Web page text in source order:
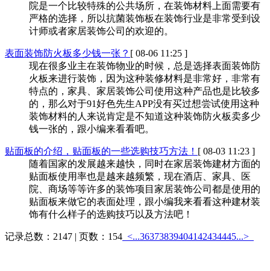
院是一个比较特殊的公共场所，在装饰材料上面需要有
严格的选择，所以抗菌装饰板在装饰行业是非常受到设
计师或者家居装饰公司的欢迎的。
表面装饰防火板多少钱一张？ [ 08-06 11:25 ]
现在很多业主在装饰物业的时候，总是选择表面装饰防
火板来进行装饰，因为这种装修材料是非常好，非常有
特点的，家具、家居装饰公司使用这种产品也是比较多
的，那么对于91好色先生APP没有买过想尝试使用这种
装饰材料的人来说肯定是不知道这种装饰防火板卖多少
钱一张的，跟小编来看看吧。
贴面板的介绍，贴面板的一些选购技巧方法！ [ 08-03 11:23 ]
随着国家的发展越来越快，同时在家居装饰建材方面的
贴面板使用率也是越来越频繁，现在酒店、家具、医
院、商场等等许多的装饰项目家居装饰公司都是使用的
贴面板来做它的表面处理，跟小编我来看看这种建材装
饰有什么样子的选购技巧以及方法吧！
记录总数：2147 | 页数：154 <...36373839404142434445...>